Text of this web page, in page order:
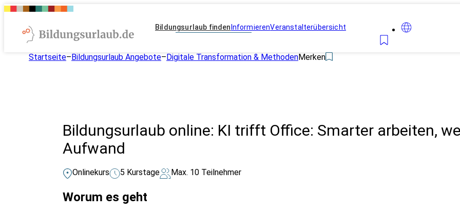
Bildungsurlaub finden InformierenVeranstalterübersicht
Startseite–Bildungsurlaub Angebote–Digitale Transformation & MethodenMerken
Bildungsurlaub online: KI trifft Office: Smarter arbeiten,
Aufwand
Onlinekurs 5 Kurstage Max. 10 Teilnehmer
Worum es geht